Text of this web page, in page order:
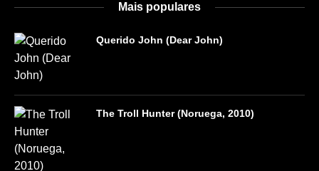
Mais populares
Querido John (Dear John)
The Troll Hunter (Noruega, 2010)